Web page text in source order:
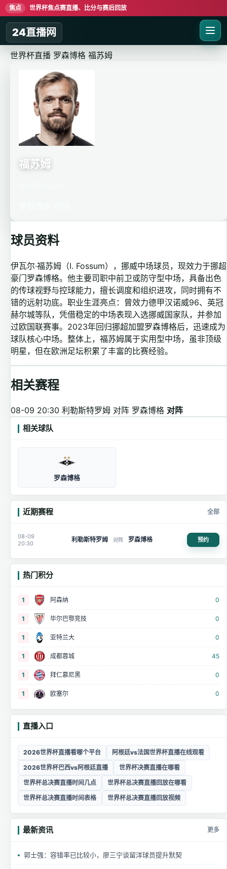
焦点 世界杯焦点赛直播、比分与赛后回放
24直播网
世界杯直播 罗森博格 福苏姆
福苏姆
球员资料
伊瓦尔·福苏姆（I. Fossum），挪威中场球员，现效力于挪超
豪门罗森博格。他主要司职中前卫或防守型中场，具备出色
的传球视野与控球能力，擅长调度和组织进攻，同时拥有不
错的远射功底。职业生涯亮点：曾效力德甲汉诺威96、英冠
赫尔城等队，凭借稳定的中场表现入选挪威国家队，并参加
过欧国联赛事。2023年回归挪超加盟罗森博格后，迅速成为
球队核心中场。整体上，福苏姆属于实用型中场，虽非顶级
明星，但在欧洲足坛积累了丰富的比赛经验。
相关赛程
08-09 20:30 利勒斯特罗姆 对阵 罗森博格 对阵
相关球队
罗森博格
近期赛程 全部
08-09
20:30
利勒斯特罗姆 对阵 罗森博格 预约
热门积分
1 阿森纳 0
1 毕尔巴鄂竞技 0
1 亚特兰大 0
1 成都蓉城 45
1 拜仁慕尼黑 0
1 欧塞尔 0
直播入口
2026世界杯直播看哪个平台
阿根廷vs法国世界杯直播在线观看
2026世界杯巴西vs阿根廷直播
世界杯决赛直播在哪看
世界杯总决赛直播时间几点
世界杯总决赛直播回放在哪看
世界杯总决赛直播时间表格
世界杯总决赛直播回放视频
最新资讯 更多
郭士强：容错率已比较小，廖三宁谈留洋球员提升默契